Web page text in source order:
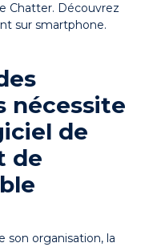
Chatter. Découvrez
sur smartphone.
nécessite
de
de
son organisation, la